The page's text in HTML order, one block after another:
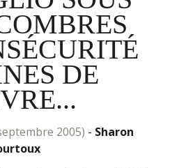
DE
2005) - Sharon